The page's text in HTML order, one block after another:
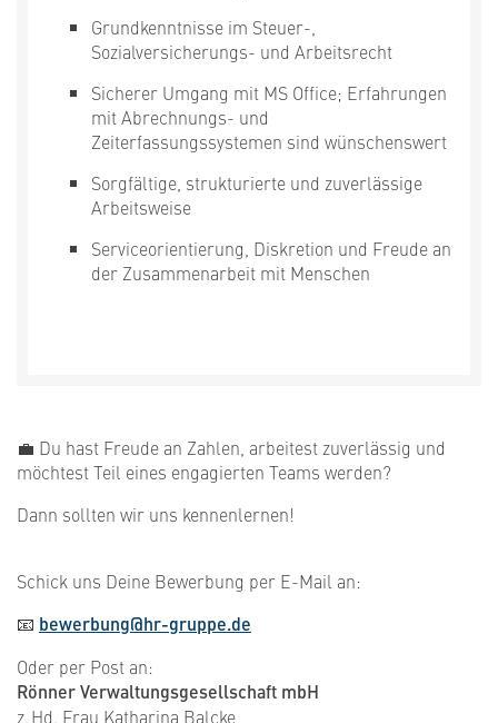
Grundkenntnisse im Steuer-,
Sozialversicherungs- und Arbeitsrecht
Sicherer Umgang mit MS Office; Erfahrungen
mit Abrechnungs- und
Zeiterfassungssystemen sind wünschenswert
Sorgfältige, strukturierte und zuverlässige
Arbeitsweise
Serviceorientierung, Diskretion und Freude an
der Zusammenarbeit mit Menschen
💼 Du hast Freude an Zahlen, arbeitest zuverlässig und
möchtest Teil eines engagierten Teams werden?
Dann sollten wir uns kennenlernen!
Schick uns Deine Bewerbung per E-Mail an:
📧 bewerbung@hr-gruppe.de
Oder per Post an:
Rönner Verwaltungsgesellschaft mbH
z. Hd. Frau Katharina Balcke